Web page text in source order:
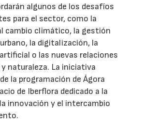
algunos de los desafíos
para el sector, como la
cambio climático, la gestión
la digitalización, la
o las nuevas relaciones
naturaleza. La iniciativa
la programación de Ágora
de Iberflora dedicado a la
innovación y el intercambio